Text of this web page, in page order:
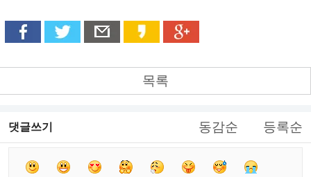
목록
댓글쓰기 동감순 등록순